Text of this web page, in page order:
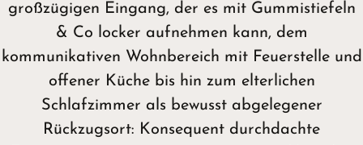
großzügigen Eingang, der es mit Gummistiefeln
& Co locker aufnehmen kann, dem
kommunikativen Wohnbereich mit Feuerstelle und
offener Küche bis hin zum elterlichen
Schlafzimmer als bewusst abgelegener
Rückzugsort: Konsequent durchdachte